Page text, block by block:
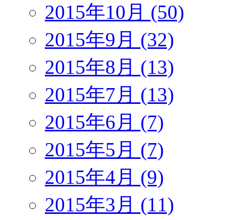
2015年10月 (50)
2015年9月 (32)
2015年8月 (13)
2015年7月 (13)
2015年6月 (7)
2015年5月 (7)
2015年4月 (9)
2015年3月 (11)